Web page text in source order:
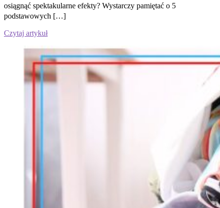
osiągnąć spektakularne efekty? Wystarczy pamiętać o 5
podstawowych […]
Czytaj artykuł